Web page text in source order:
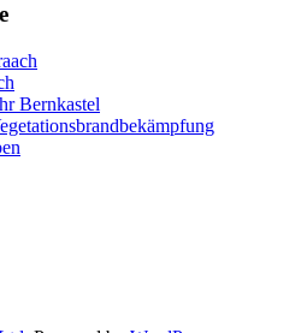
Bernkastel